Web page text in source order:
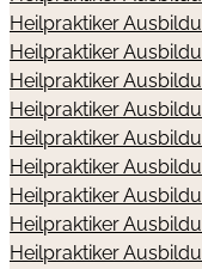
Heilpraktiker
Heilpraktiker
Heilpraktiker
Heilpraktiker
Heilpraktiker
Heilpraktiker
Heilpraktiker
Heilpraktiker
Heilpraktiker